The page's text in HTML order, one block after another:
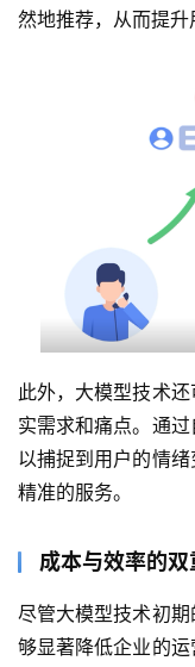
然地推荐，从而提升
此外，大模型技术
实需求和痛点。通
以捕捉到用户的情
精准的服务。
成本与效率的双
尽管大模型技术初
够显著降低企业的